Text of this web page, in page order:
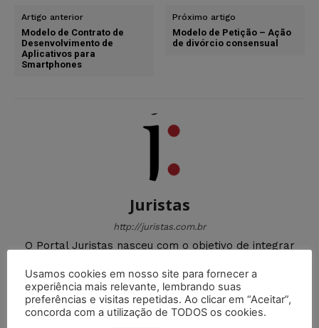
Artigo anterior
Modelo de Contrato de
Desenvolvimento de
Aplicativos para
Smartphones
Próximo artigo
Modelo de Petição – Ação
de divórcio consensual
Juristas
http://juristas.com.br
O Portal Juristas nasceu com o objetivo de integrar
compartilhar suas informações, ideias e delegar cada
vez mais seu aprendizado em nosso Portal.
Usamos cookies em nosso site para fornecer a
experiência mais relevante, lembrando suas
preferências e visitas repetidas. Ao clicar em “Aceitar”,
concorda com a utilização de TODOS os cookies.